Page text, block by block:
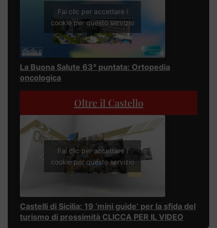
Fai clic per accettare i
cookie per questo servizio
La Buona Salute 63° puntata: Ortopedia
oncologica
Oltre il Castello
Fai clic per accettare i
cookie per questo servizio
Castelli di Sicilia: 19 ‘mini guide’ per la sfida del
turismo di prossimità CLICCA PER IL VIDEO